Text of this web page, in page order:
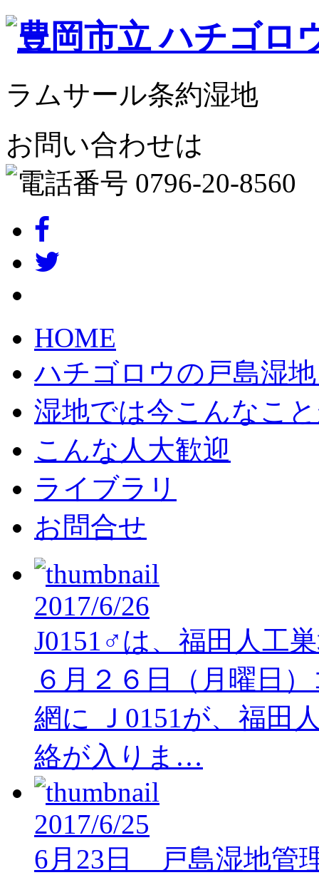
ラムサール条約湿地
お問い合わせは
HOME
ハチゴロウの戸島湿
湿地では今こんなこ
こんな人大歓迎
ライブラリ
お問合せ
2017/6/26
J0151♂は、福田人工
６月２６日（月曜日
網に Ｊ0151が、福田
絡が入りま…
2017/6/25
6月23日 戸島湿地管